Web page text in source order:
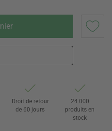
Droit de retour
de 60 jours
24 000
produits en
stock